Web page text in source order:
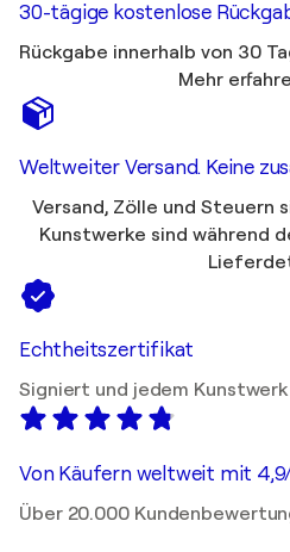
30-tägige kostenlose
Rückgabe innerhalb von 30
Mehr
Weltweiter Versand. Keine
Versand, Zölle und Steuern
Kunstwerke sind während
Echtheitszertifikat
Signiert und jedem
Von Käufern weltweit mit
Über 20.000